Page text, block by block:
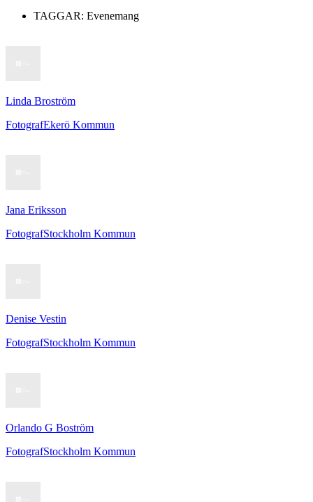
TAGGAR: Evenemang
Linda Broström
FotografEkerö Kommun
Jana Eriksson
FotografStockholm Kommun
Denise Vestin
FotografStockholm Kommun
Orlando G Boström
FotografStockholm Kommun